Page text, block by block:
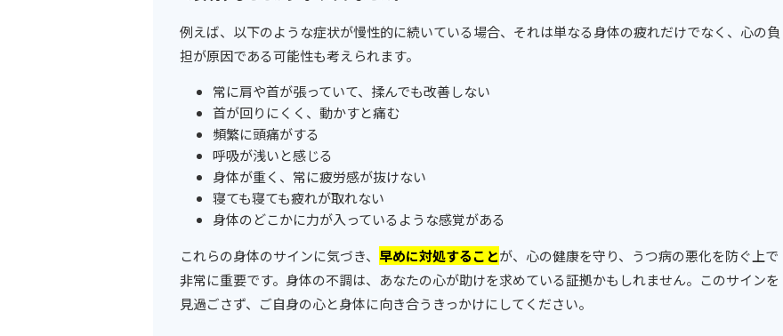
例えば、以下のような症状が慢性的に続いている場合、それは単なる身体の疲れだけでなく、心の負
担が原因である可能性も考えられます。
常に肩や首が張っていて、揉んでも改善しない
首が回りにくく、動かすと痛む
頻繁に頭痛がする
呼吸が浅いと感じる
身体が重く、常に疲労感が抜けない
寝ても寝ても疲れが取れない
身体のどこかに力が入っているような感覚がある
これらの身体のサインに気づき、 早めに対処することが、心の健康を守り、うつ病の悪化を防ぐ上で
非常に重要です。身体の不調は、あなたの心が助けを求めている証拠かもしれません。このサインを
見過ごさず、ご自身の心と身体に向き合うきっかけにしてください。